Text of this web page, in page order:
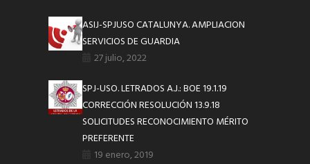
ASIJ-SPJUSO CATALUNYA. AMPLIACION
SERVICIOS DE GUARDIA
27 julio, 2022
SPJ-USO. LETRADOS A.J.: BOE 19.1.19
CORRECCIÓN RESOLUCIÓN 13.9.18
SOLICITUDES RECONOCIMIENTO MÉRITO
PREFERENTE
19 enero, 2019